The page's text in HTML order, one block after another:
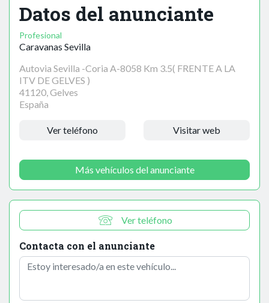
Datos del anunciante
Profesional
Caravanas Sevilla
Autovia Sevilla -Coria A-8058 Km 3.5( FRENTE A LA
ITV DE GELVES )
41120, Gelves
España
Ver teléfono Visitar web
Más vehículos del anunciante
Ver teléfono
Contacta con el anunciante